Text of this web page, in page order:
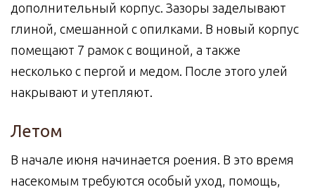
дополнительный корпус. Зазоры заделывают
глиной, смешанной с опилками. В новый корпус
помещают 7 рамок с вощиной, а также
несколько с пергой и медом. После этого улей
накрывают и утепляют.
Летом
В начале июня начинается роения. В это время
насекомым требуются особый уход, помощь,